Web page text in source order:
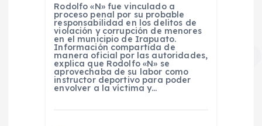
Rodolfo «N» fue vinculado a
proceso penal por su probable
responsabilidad en los delitos de
violación y corrupción de menores
en el municipio de Irapuato.
Información compartida de
manera oficial por las autoridades,
explica que Rodolfo «N» se
aprovechaba de su labor como
instructor deportivo para poder
envolver a la víctima y…